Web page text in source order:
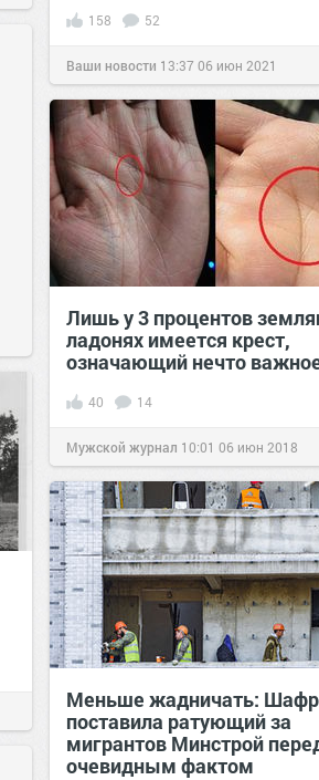
158 52
Ваши новости 13:37 06 июн 2021
Лишь у 3 процентов
ладонях имеется крест,
означающий нечто
40 14
Мужской журнал 10:01 06 июн 2018
Меньше жадничать:
поставила ратующий за
мигрантов Минстрой
очевидным фактом